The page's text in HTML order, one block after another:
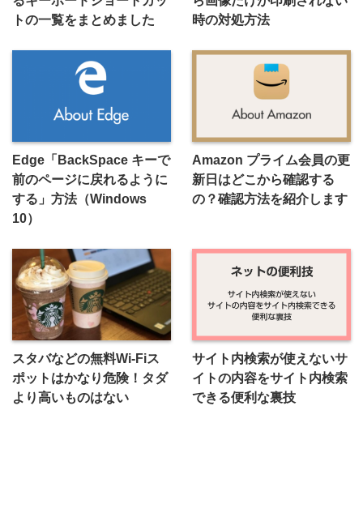
トの一覧をまとめました
時の対処方法
Edge「BackSpace キーで
前のページに戻れるように
する」方法（Windows
10）
Amazon プライム会員の更
新日はどこから確認する
の？確認方法を紹介します
スタバなどの無料Wi-Fiス
ポットはかなり危険！タダ
より高いものはない
サイト内検索が使えないサ
イトの内容をサイト内検索
できる便利な裏技